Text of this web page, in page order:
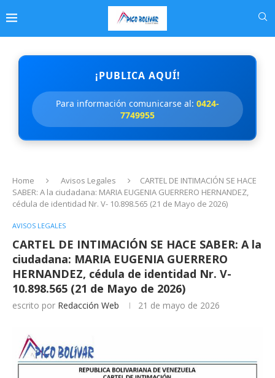
¡PUBLICA AQUÍ!
Para información comunicarse al: 0424-
7749955
Home Avisos Legales
CARTEL DE INTIMACIÓN SE HACE
SABER: A la ciudadana: MARIA EUGENIA GUERRERO HERNANDEZ,
cédula de identidad Nr. V- 10.898.565 (21 de Mayo de 2026)
AVISOS LEGALES
CARTEL DE INTIMACIÓN SE HACE SABER: A la
ciudadana: MARIA EUGENIA GUERRERO
HERNANDEZ, cédula de identidad Nr. V-
10.898.565 (21 de Mayo de 2026)
escrito por Redacción Web 21 de mayo de 2026